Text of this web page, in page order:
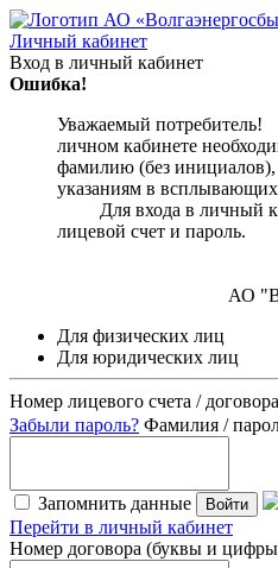
Личный кабинет
Вход в личный кабинет
Ошибка!
Уважаемый
личном кабинете
фамилию (без инициалов),
указаниям в
Для входа в личный
лицевой
АО
Для физических лиц
Для юридических лиц
Номер лицевого счета / договора
Забыли пароль? Фамилия /
Запомнить данные Войти
Перейти в личный кабинет
Номер договора (буквы и